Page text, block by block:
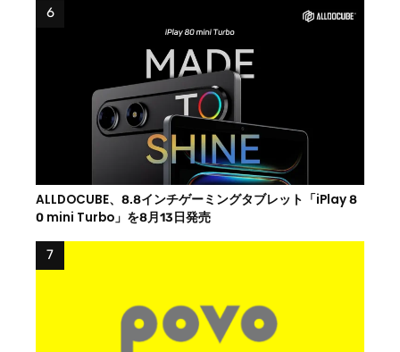
ALLDOCUBE、8.8インチゲーミングタブレット「iPlay 8
0 mini Turbo」を8月13日発売